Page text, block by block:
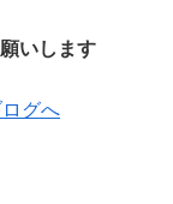
いします